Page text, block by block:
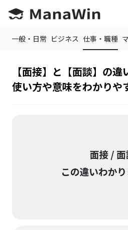
一般・日常 ビジネス 仕事・職種
【面接】と【面談】の
使い方や意味をわかりや